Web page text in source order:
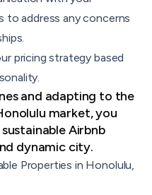
to address any concerns
pricing strategy based
and adapting to the
market, you
Airbnb
dynamic city.
Properties in Honolulu,